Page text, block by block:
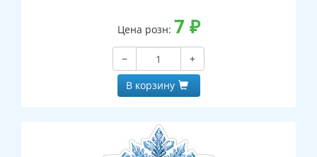
Цена розн: 7 ₽
−
+
В корзину